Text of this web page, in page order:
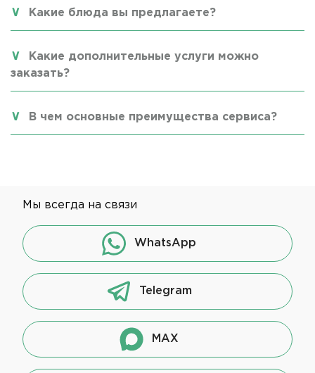
Какие блюда вы предлагаете?
Какие дополнительные услуги можно
заказать?
В чем основные преимущества сервиса?
Мы всегда на связи
WhatsApp
Telegram
MAX